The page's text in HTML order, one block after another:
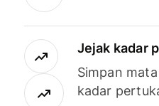
Jejak kadar
Simpan
kadar